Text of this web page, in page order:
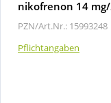
nikofrenon 14
PZN/Art.Nr.: 15993248
Pflichtangaben